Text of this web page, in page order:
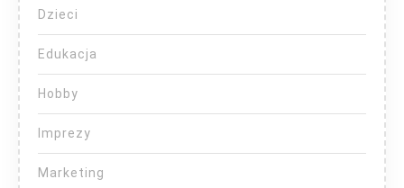
Dzieci
Edukacja
Hobby
Imprezy
Marketing